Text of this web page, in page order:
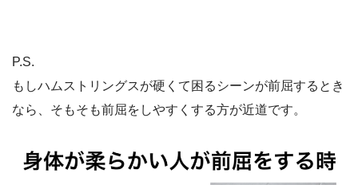
P.S.
もしハムストリングスが硬くて困るシーンが前屈するとき
なら、そもそも前屈をしやすくする方が近道です。